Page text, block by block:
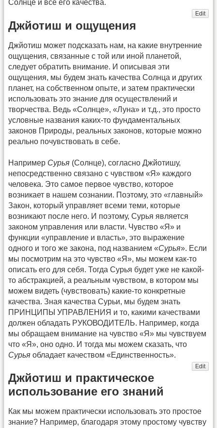
Солнце и все его качества.
Edit
Джйотиш и ощущения
Джйотиш может подсказать нам, на какие внутренние
ощущения, связанные с той или иной планетой,
следует обратить внимание. И описывая эти
ощущения, мы будем знать качества Солнца и других
планет, на собственном опыте, и затем практически
использовать это знание для осуществлений и
творчества. Ведь «Солнце», «Луна» и т.д., это просто
условные названия каких-то фундаментальных
законов Природы, реальных законов, которые можно
реально почувствовать в себе.
Например Сурья (Солнце), согласно Джйотишу,
непосредственно связано с чувством «Я» каждого
человека. Это самое первое чувство, которое
возникает в нашем сознании. Поэтому, это «главный»
Закон, который управляет всеми теми, которые
возникают после него. И поэтому, Сурья является
законом управления или власти. Чувство «Я» и
функции «управление и власть», это выражение
одного и того же закона, под названием «Сурья». Если
мы посмотрим на это чувство «Я», мы можем как-то
описать его для себя. Тогда Сурья будет уже не какой-
то абстракцией, а реальным чувством, в котором мы
можем видеть (чувствовать) какие-то конкретные
качества. Зная качества Сурьи, мы будем знать
ПРИНЦИПЫ УПРАВЛЕНИЯ и то, какими качествами
должен обладать РУКОВОДИТЕЛЬ. Например, когда
мы обращаем внимание на чувство «Я» мы чувствуем
что «Я», оно одно. И тогда мы можем сказать, что
Сурья обладает качеством «Единственность».
Edit
Джйотиш и практическое
использование его знаний
Как мы можем практически использовать это простое
знание? Например, благодаря этому простому чувству